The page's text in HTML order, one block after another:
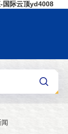
国际云顶yd4008